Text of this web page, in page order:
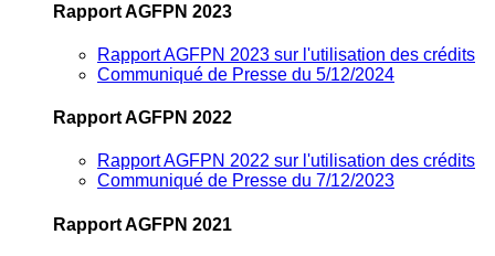
Rapport AGFPN 2023
Rapport AGFPN 2023 sur l'utilisation des crédits
Communiqué de Presse du 5/12/2024
Rapport AGFPN 2022
Rapport AGFPN 2022 sur l'utilisation des crédits
Communiqué de Presse du 7/12/2023
Rapport AGFPN 2021